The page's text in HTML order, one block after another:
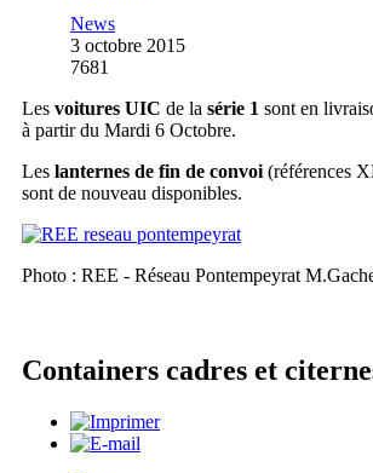
News
3 octobre 2015
7681
Les voitures UIC de la série 1 sont en
à partir du Mardi 6 Octobre.
Les lanternes de fin de convoi (références
sont de nouveau disponibles.
Photo : REE - Réseau Pontempeyrat
Containers cadres et